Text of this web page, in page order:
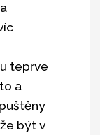
teprve
a
být v